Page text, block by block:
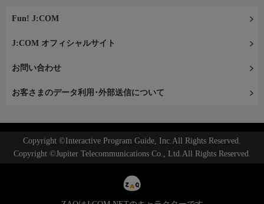
Fun! J:COM
J:COM オフィシャルサイト
お問い合わせ
お客さまのデータ利用･外部送信について
Copyright ©Interactive Program Guide, Inc.All Rights Reserved.
Copyright ©Jupiter Telecommunications Co., Ltd.All Rights Reserved.